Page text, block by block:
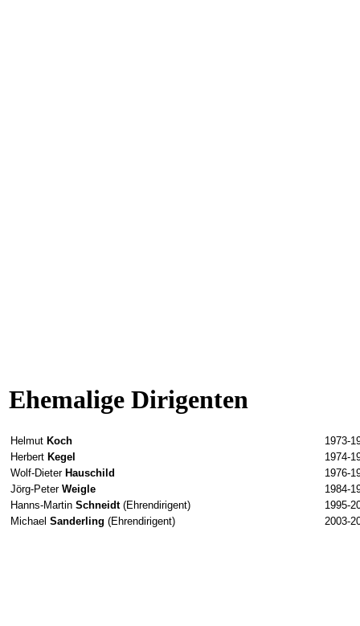
Ehemalige Dirigenten
Helmut Koch
1973-
Herbert Kegel
1974-
Wolf-Dieter Hauschild
1976-
Jörg-Peter Weigle
1984-
Hanns-Martin Schneidt(Ehrendirigent)
1995-
Michael Sanderling (Ehrendirigent) 2003-